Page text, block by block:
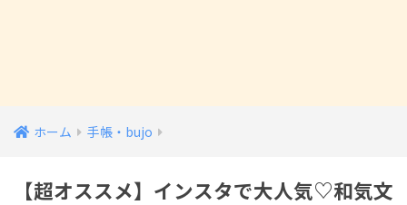
ホーム 手帳・bujo
【超オススメ】インスタで大人気♡和気文